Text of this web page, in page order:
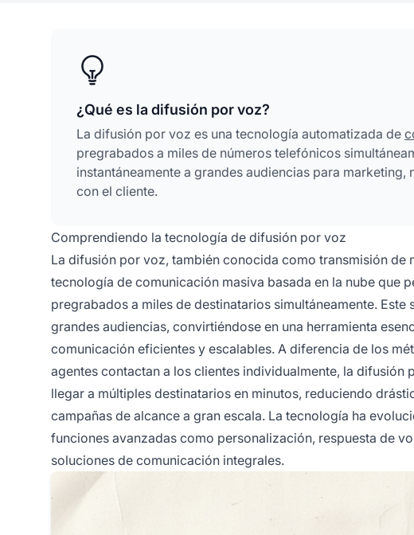
¿Qué es la difusión por voz?
La difusión por voz es una tecnología automatizada de
pregrabados a miles de números telefónicos
instantáneamente a grandes audiencias para
con el cliente.
Comprendiendo la tecnología de difusión por voz
La difusión por voz, también conocida como transmisión de
tecnología de comunicación masiva basada en la nube que
pregrabados a miles de destinatarios simultáneamente.
grandes audiencias, convirtiéndose en una herramienta
comunicación eficientes y escalables. A diferencia de los
agentes contactan a los clientes individualmente, la
llegar a múltiples destinatarios en minutos, reduciendo
campañas de alcance a gran escala. La tecnología ha
funciones avanzadas como personalización, respuesta de
soluciones de comunicación integrales.